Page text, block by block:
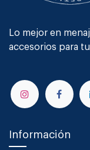
Lo mejor en
accesorios para
Información